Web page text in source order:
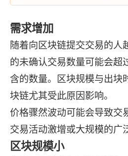
需求增加
随着向区块链提交交易的人
的未确认交易数量可能会超
含的数量。区块规模与出块
块链尤其受此原因影响。
价格骤然波动可能会导致交
交易活动激增或大规模的广
区块规模小